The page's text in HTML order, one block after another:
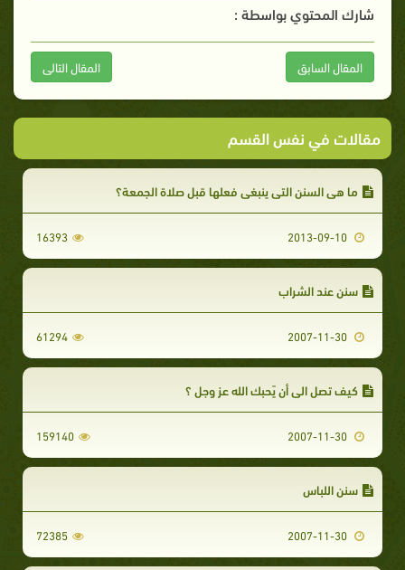
شارك المحتوي بواسطة :
المقال السابق المقال التالى
مقالات في نفس القسم
ما هي السنن التي ينبغي فعلها قبل صلاة الجمعة؟
16393
سنن عند الشراب
61294
كيف تصل الي أن يًحبك الله عز وجل ؟
159140
سنن اللباس
72385